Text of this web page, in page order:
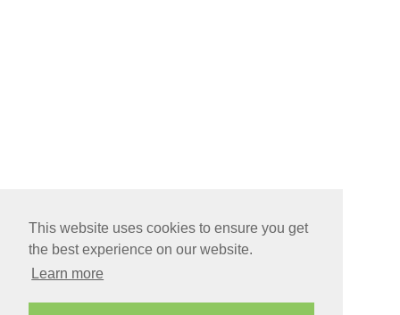
This website uses cookies to ensure you get
the best experience on our website.
Learn more